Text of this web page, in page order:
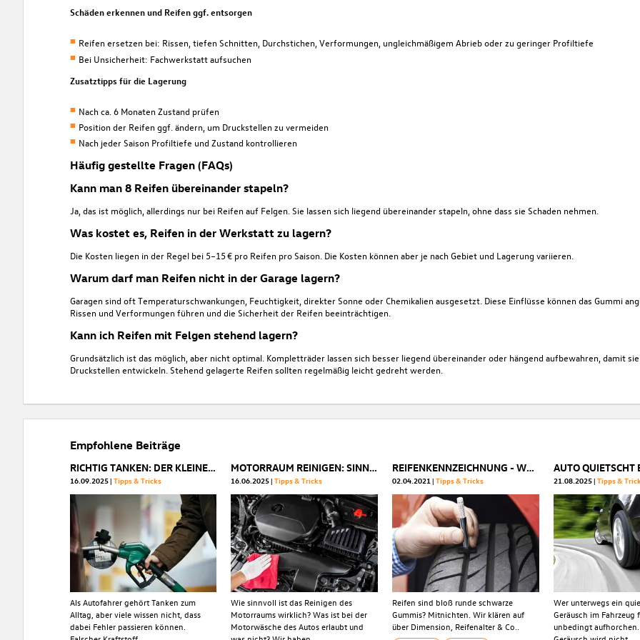
Schäden erkennen und Reifen ggf. entsorgen
Reifen ersetzen bei: Rissen, tiefen Schnitten, Durchstichen, Verformungen, ungleichmäßigem Abrieb oder zu geringer Profiltiefe
Bei Unsicherheit: Fachwerkstatt aufsuchen
Zusatztipps für die Lagerung
Nach ca. 6 Monaten Zustand prüfen
Position der Reifen ggf. ändern, um Druckstellen zu vermeiden
Nach jeder Saison Profiltiefe und Zustand kontrollieren
Häufig gestellte Fragen (FAQs)
Kann man 8 Reifen übereinander stapeln?
Ja, das ist möglich, allerdings nur bei Reifen auf Felgen. Sie lassen sich liegend übereinander stapeln, ohne dass sie Schaden nehmen.
Was kostet es, Reifen in der Werkstatt zu lagern?
Die Kosten liegen in der Regel bei 5–15 € pro Reifen pro Saison. Die Kosten können aber je nach Gebiet und Lagerung variieren.
Warum darf man Reifen nicht in der Garage lagern?
Garagen sind oft Temperaturschwankungen, Feuchtigkeit, direkter Sonne oder Chemikalien ausgesetzt. Diese Einflüsse können das Gummi
Rissen und Verformungen führen und die Sicherheit der Reifen beeinträchtigen.
Kann ich Reifen mit Felgen stehend lagern?
Grundsätzlich ist das möglich, aber nicht optimal. Kompletträder lassen sich besser liegend übereinander oder hängend aufbewahren, damit
Druckstellen entwickeln. Stehend gelagerte Reifen sollten regelmäßig leicht gedreht werden.
Empfohlene Beiträge
RICHTIG TANKEN: DER KLEINE UNTERSCHIED MIT GROSSER WIRKUNG
16.09.2025 Tipps & Tricks
Als Autofahrer gehört Tanken zum
Alltag, aber viele wissen nicht, dass
dabei Fehler passieren können.
MOTORRAUM REINIGEN: SINNVOLL ODER GEFÄHRLICH?
16.06.2025 Tipps & Tricks
Wie sinnvoll ist das Reinigen des
Motorraums wirklich? Was ist bei der
Motorwäsche des Autos erlaubt und
REIFENKENNZEICHNUNG - WAS BEDEUTEN DIE ZAHLEN UND BUCHSTABEN AUF DEM REIFEN
02.04.2021 Tipps & Tricks
Reifen sind bloß runde schwarze
Gummis? Mitnichten. Wir klären auf
über Dimension, Reifenalter & Co..
21.08.2025 Tipps &
Wer unterwegs ein
Geräusch im Fahrzeug
unbedingt